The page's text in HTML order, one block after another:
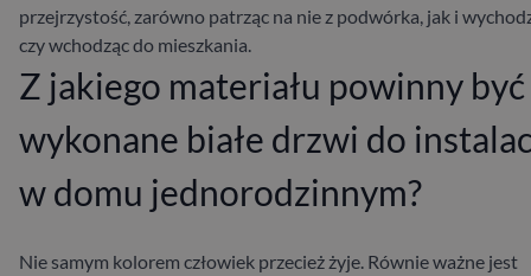
przejrzystość, zarówno patrząc na nie z podwórka, jak i
czy wchodząc do mieszkania.
Z jakiego materiału powinny być
wykonane białe drzwi do
w domu jednorodzinnym?
Nie samym kolorem człowiek przecież żyje. Równie ważne jest